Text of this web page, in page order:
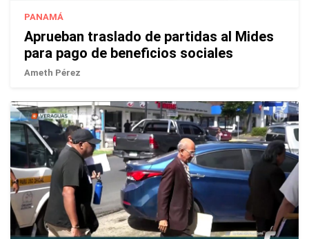
PANAMÁ
Aprueban traslado de partidas al Mides
para pago de beneficios sociales
Ameth Pérez